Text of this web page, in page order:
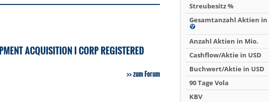
ACQUISITION I CORP REGISTERED
zum Forum
Streubesitz %
Gesamtanzahl Aktien in
Anzahl Aktien in Mio.
Cashflow/Aktie in USD
Buchwert/Aktie in USD
90 Tage Vola
KBV